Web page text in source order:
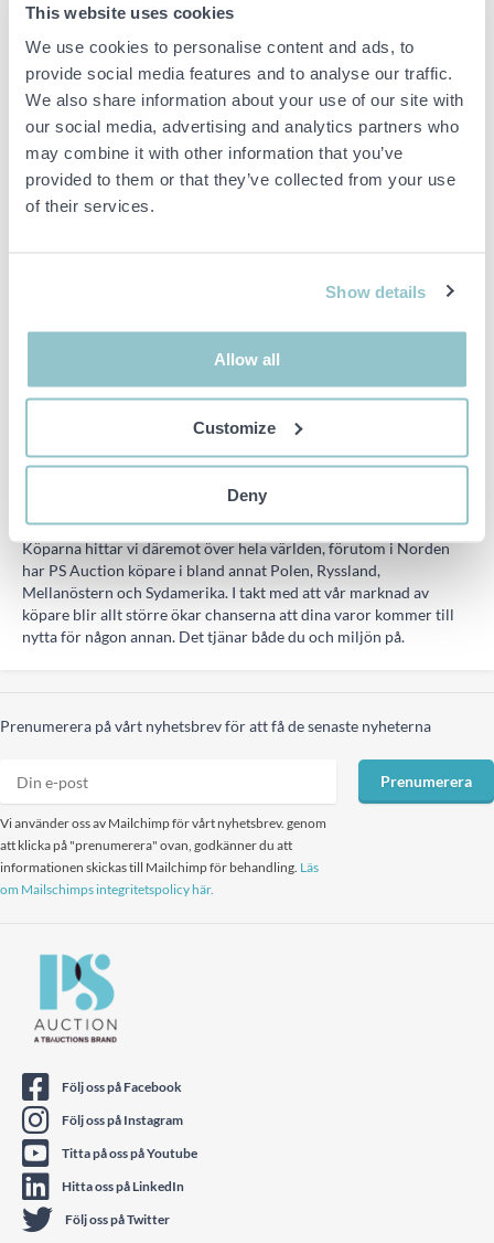
This website uses cookies
We use cookies to personalise content and ads, to
provide social media features and to analyse our traffic.
We also share information about your use of our site with
our social media, advertising and analytics partners who
may combine it with other information that you’ve
provided to them or that they’ve collected from your use
of their services.
Show details
Allow all
Customize
Deny
måste du ange vilken typ av objekt du vill sälja.
Kan ni värdera mina objekt?
PS utför mot ersättning värdering av verksamhet, inventarier,
maskiner och varulager. Vi har professionella värderingsmän runt
om i Sverige som kan hjälpa dig med en opartisk värdering. Läs
mer om värdering här.
Vem bestämmer reservationspriset?
Det är du som säljare som i första hand bestämmer
om ett reservationspris ligger på rätt nivå eller inte.
Kan privatpersoner lämna in objekt till försäljning?
Ja, PS Auction tar emot försäljningsobjekt från privatpersoner.
Dock ska det vara objekt av betydande värde och objekten är
passande för vår kundkrets, detta hjälper vi dig med att bedöma.
auktioneras för att få en objektiv bedömning.
PS har distriktskontor, depåer och samarbetspartners över hela
Sverige. På så sätt blir det enkelt för dig att arbeta med oss.
Köparna hittar vi däremot över hela världen, förutom i Norden
har PS Auction köpare i bland annat Polen, Ryssland,
Mellanöstern och Sydamerika. I takt med att vår marknad av
köpare blir allt större ökar chanserna att dina varor kommer till
nytta för någon annan. Det tjänar både du och miljön på.
Prenumerera på vårt nyhetsbrev för att få de senaste nyheterna
Vi använder oss av Mailchimp för vårt nyhetsbrev. genom
att klicka på "prenumerera" ovan, godkänner du att
informationen skickas till Mailchimp för behandling. Läs
om Mailschimps integritetspolicy här.
Prenumerera
Följ oss på Facebook
Följ oss på Instagram
Titta på oss på Youtube
Hitta oss på LinkedIn
Följ oss på Twitter